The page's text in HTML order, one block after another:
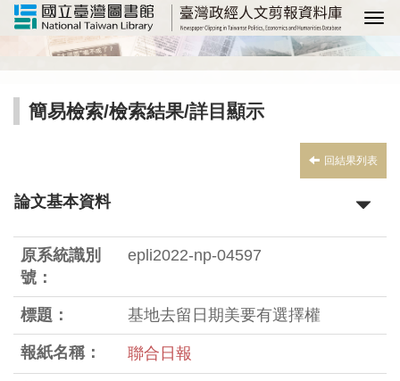
選
簡易檢索/檢索結果/詳目顯示
回結果列表
論文基本資料
原系統識別
號：
epli2022-np-04597
標題： 基地去留日期美要有選擇權
報紙名稱： 聯合日報